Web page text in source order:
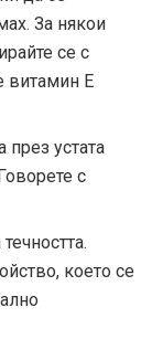
За някои
се с
витамин Е
устата
с
което се